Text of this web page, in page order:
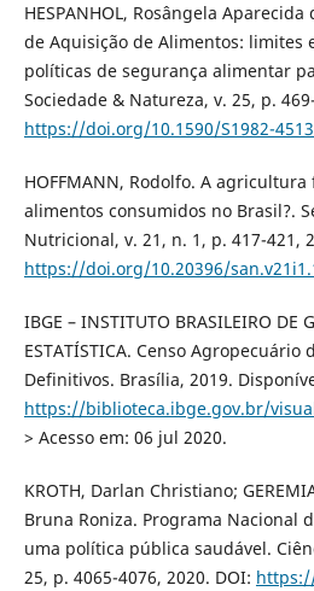
HESPANHOL, Rosângela
de Aquisição de Alimentos: limites
políticas de segurança alimentar
Sociedade & Natureza, v. 25, p.
https://doi.org/10.1590/S1982-
HOFFMANN, Rodolfo. A
alimentos consumidos no Brasil?.
Nutricional, v. 21, n. 1, p. 417-421,
https://doi.org/10.20396/
IBGE – INSTITUTO BRASILEIRO DE
ESTATÍSTICA. Censo Agropecuário
Definitivos. Brasília, 2019.
https://biblioteca.ibge.gov.br/
> Acesso em: 06 jul 2020.
KROTH, Darlan Christiano;
Bruna Roniza. Programa Nacional
uma política pública saudável.
25, p. 4065-4076, 2020. DOI: